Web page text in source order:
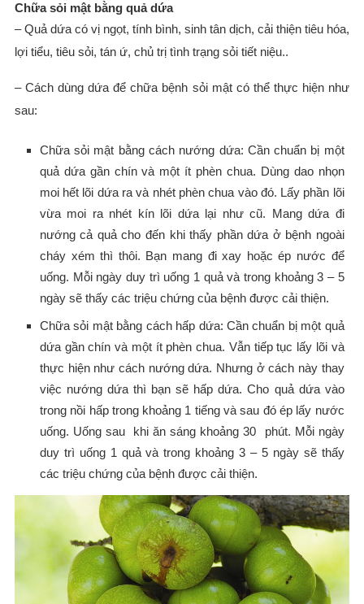
Chữa sỏi mật bằng quả dứa
– Quả dứa có vị ngọt, tính bình, sinh tân dịch, cải thiện tiêu hóa,
lợi tiểu, tiêu sỏi, tán ứ, chủ trị tình trạng sỏi tiết niệu..
– Cách dùng dứa để chữa bệnh sỏi mật có thể thực hiện như
sau:
Chữa sỏi mật bằng cách nướng dứa: Cần chuẩn bị một
quả dứa gần chín và một ít phèn chua. Dùng dao nhọn
moi hết lõi dứa ra và nhét phèn chua vào đó. Lấy phần lõi
vừa moi ra nhét kín lõi dứa lại như cũ. Mang dứa đi
nướng cả quả cho đến khi thấy phần dứa ở bệnh ngoài
cháy xém thì thôi. Bạn mang đi xay hoặc ép nước để
uống. Mỗi ngày duy trì uống 1 quả và trong khoảng 3 – 5
ngày sẽ thấy các triệu chứng của bệnh được cải thiện.
Chữa sỏi mật bằng cách hấp dứa: Cần chuẩn bị một quả
dứa gần chín và một ít phèn chua. Vẫn tiếp tục lấy lõi và
thực hiện như cách nướng dứa. Nhưng ở cách này thay
việc nướng dứa thì bạn sẽ hấp dứa. Cho quả dứa vào
trong nồi hấp trong khoảng 1 tiếng và sau đó ép lấy nước
uống. Uống sau khi ăn sáng khoảng 30 phút. Mỗi ngày
duy trì uống 1 quả và trong khoảng 3 – 5 ngày sẽ thấy
các triệu chứng của bệnh được cải thiện.